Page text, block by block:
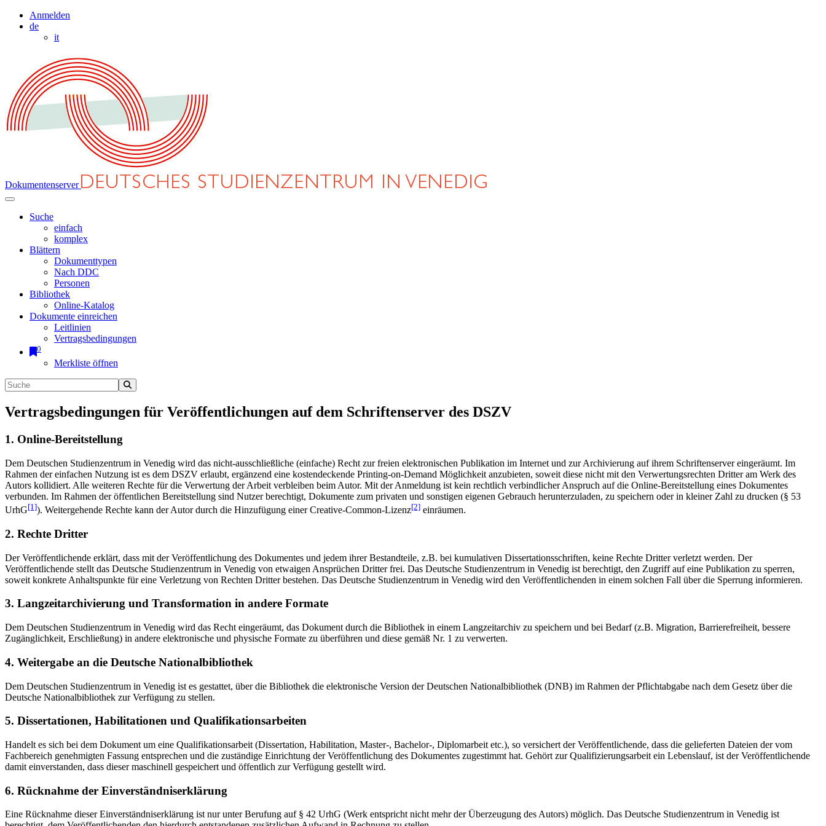
Anmelden
de
it
Dokumentenserver
Suche
einfach
komplex
Blättern
Dokumenttypen
Nach DDC
Personen
Bibliothek
Online-Katalog
Dokumente einreichen
Leitlinien
Vertragsbedingungen
0
Merkliste öffnen
Vertragsbedingungen für Veröffentlichungen auf dem Schriftenserver des DSZV
1. Online-Bereitstellung
Dem Deutschen Studienzentrum in Venedig wird das nicht-ausschließliche (einfache) Recht zur freien elektronischen Publikation im Internet und zur Archivierung auf ihrem Schriftenserver eingeräumt. Im
Rahmen der einfachen Nutzung ist es dem DSZV erlaubt, ergänzend eine kostendeckende Printing-on-Demand Möglichkeit anzubieten, soweit diese nicht mit den Verwertungsrechten Dritter am Werk des
Autors kollidiert. Alle weiteren Rechte für die Verwertung der Arbeit verbleiben beim Autor. Mit der Anmeldung ist kein rechtlich verbindlicher Anspruch auf die Online-Bereitstellung eines Dokumentes
verbunden. Im Rahmen der öffentlichen Bereitstellung sind Nutzer berechtigt, Dokumente zum privaten und sonstigen eigenen Gebrauch herunterzuladen, zu speichern oder in kleiner Zahl zu drucken (§ 53
UrhG[1]). Weitergehende Rechte kann der Autor durch die Hinzufügung einer Creative-Common-Lizenz[2] einräumen.
2. Rechte Dritter
Der Veröffentlichende erklärt, dass mit der Veröffentlichung des Dokumentes und jedem ihrer Bestandteile, z.B. bei kumulativen Dissertationsschriften, keine Rechte Dritter verletzt werden. Der
Veröffentlichende stellt das Deutsche Studienzentrum in Venedig von etwaigen Ansprüchen Dritter frei. Das Deutsche Studienzentrum in Venedig ist berechtigt, den Zugriff auf eine Publikation zu sperren,
soweit konkrete Anhaltspunkte für eine Verletzung von Rechten Dritter bestehen. Das Deutsche Studienzentrum in Venedig wird den Veröffentlichenden in einem solchen Fall über die Sperrung informieren.
3. Langzeitarchivierung und Transformation in andere Formate
Dem Deutschen Studienzentrum in Venedig wird das Recht eingeräumt, das Dokument durch die Bibliothek in einem Langzeitarchiv zu speichern und bei Bedarf (z.B. Migration, Barrierefreiheit, bessere
Zugänglichkeit, Erschließung) in andere elektronische und physische Formate zu überführen und diese gemäß Nr. 1 zu verwerten.
4. Weitergabe an die Deutsche Nationalbibliothek
Dem Deutschen Studienzentrum in Venedig ist es gestattet, über die Bibliothek die elektronische Version der Deutschen Nationalbibliothek (DNB) im Rahmen der Pflichtabgabe nach dem Gesetz über die
Deutsche Nationalbibliothek zur Verfügung zu stellen.
5. Dissertationen, Habilitationen und Qualifikationsarbeiten
Handelt es sich bei dem Dokument um eine Qualifikationsarbeit (Dissertation, Habilitation, Master-, Bachelor-, Diplomarbeit etc.), so versichert der Veröffentlichende, dass die gelieferten Dateien der vom
Fachbereich genehmigten Fassung entsprechen und die zuständige Einrichtung der Veröffentlichung des Dokumentes zugestimmt hat. Gehört zur Qualifizierungsarbeit ein Lebenslauf, ist der Veröffentlichende
damit einverstanden, dass dieser maschinell gespeichert und öffentlich zur Verfügung gestellt wird.
6. Rücknahme der Einverständniserklärung
Eine Rücknahme dieser Einverständniserklärung ist nur unter Berufung auf § 42 UrhG (Werk entspricht nicht mehr der Überzeugung des Autors) möglich. Das Deutsche Studienzentrum in Venedig ist